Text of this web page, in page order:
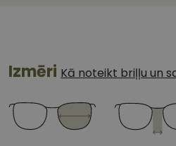
Izmēri Kā noteikt briļļu un